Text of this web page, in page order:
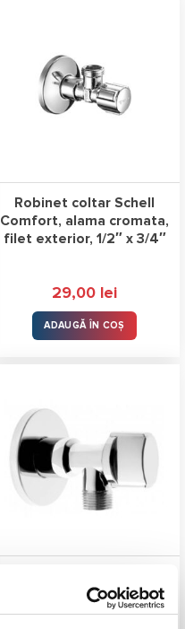
Robinet coltar Schell
Comfort, alama cromata,
filet exterior, 1/2″ x 3/4″
29,00 lei
ADAUGĂ ÎN COȘ
Ferro Z1212K, 1/2 inch x
1/2 inch